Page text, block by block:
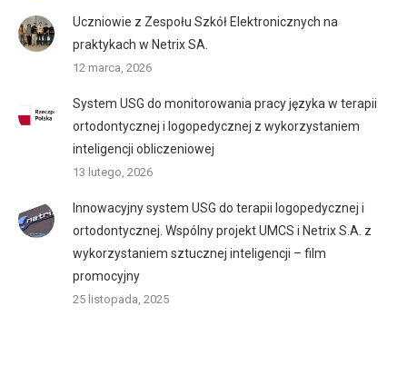
Uczniowie z Zespołu Szkół Elektronicznych na
praktykach w Netrix SA.
12 marca, 2026
System USG do monitorowania pracy języka w terapii
ortodontycznej i logopedycznej z wykorzystaniem
inteligencji obliczeniowej
13 lutego, 2026
Innowacyjny system USG do terapii logopedycznej i
ortodontycznej. Wspólny projekt UMCS i Netrix S.A. z
wykorzystaniem sztucznej inteligencji – film
promocyjny
25 listopada, 2025